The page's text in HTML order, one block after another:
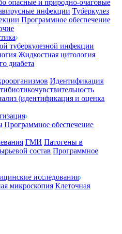
опасные и природно-очаговые
инфекции Туберкулез
Программное обеспечение
туберкулезной инфекции
Жидкостная цитология
диабета
Идентификация
(идентификация и оценка
Программное обеспечение
ГМИ Патогены в
состав Программное
исследования
микроскопия Клеточная